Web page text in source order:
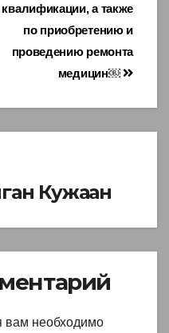
квалификации, а также
по приобретению и
проведению ремонта
медицин￼
Кужаан
вам необходимо